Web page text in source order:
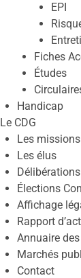
EPI
Fiches
Études
Handicap
Le CDG
Les
Les élus
Délibérations
Élections
Affichage
Rapport
Annuaire
Marchés
Contact